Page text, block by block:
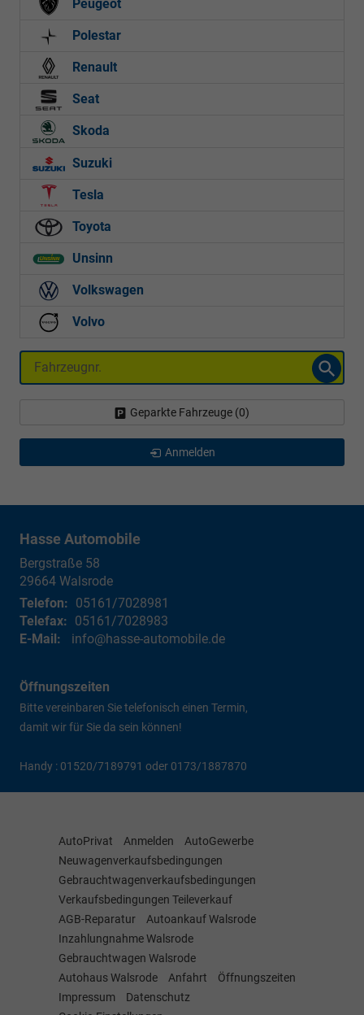
Peugeot
Polestar
Renault
Seat
Skoda
Suzuki
Tesla
Toyota
Unsinn
Volkswagen
Volvo
Fahrzeugnr.
Geparkte Fahrzeuge (0)
Anmelden
Hasse Automobile
Bergstraße 58
29664 Walsrode
Telefon: 05161/7028981
Telefax: 05161/7028983
E-Mail:
info@hasse-automobile.de
Öffnungszeiten
Bitte vereinbaren Sie telefonisch einen Termin,
damit wir für Sie da sein können!
Handy : 01520/7189791 oder 0173/1887870
AutoPrivat Anmelden
AutoGewerbe
Neuwagenverkaufsbedingungen
Gebrauchtwagenverkaufsbedingungen
Verkaufsbedingungen Teileverkauf
AGB-Reparatur
Autoankauf Walsrode
Inzahlungnahme Walsrode
Gebrauchtwagen Walsrode
Autohaus Walsrode
Anfahrt
Öffnungszeiten
Impressum
Datenschutz